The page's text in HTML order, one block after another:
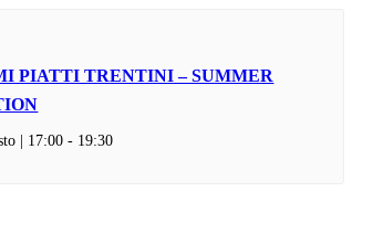
PIATTI TRENTINI – SUMMER
| 17:00 - 19:30